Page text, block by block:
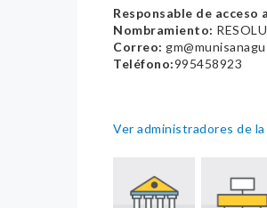
Responsable de acceso
Nombramiento:
Correo:
Teléfono:995458923
Ver administradores de